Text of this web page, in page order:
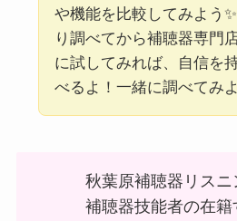
や機能を比較してみよう
り調べてから補聴器専門
に試してみれば、自信を
べるよ！一緒に調べてみ
秋葉原補聴器リス
補聴器技能者の在